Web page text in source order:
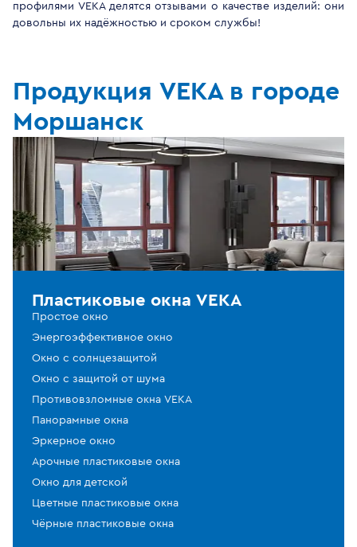
профилями VEKA делятся отзывами о качестве изделий: они
довольны их надёжностью и сроком службы!
Продукция VEKA в городе
Моршанск
Пластиковые окна VEKA
Простое окно
Энергоэффективное окно
Окно с солнцезащитой
Окно с защитой от шума
Противовзломные окна VEKA
Панорамные окна
Эркерное окно
Арочные пластиковые окна
Окно для детской
Цветные пластиковые окна
Чёрные пластиковые окна